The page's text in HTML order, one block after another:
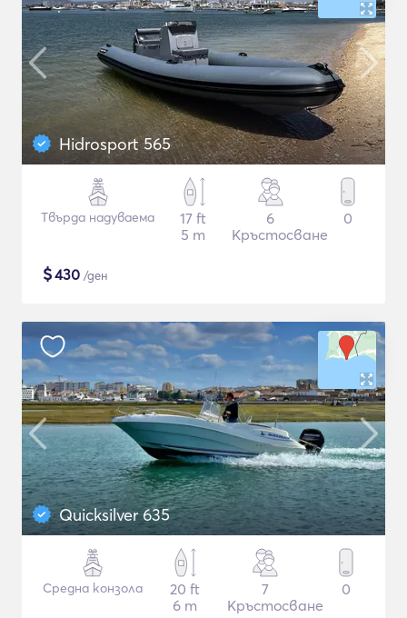
Hidrosport 565
Твърда надуваема
17 ft
5 m
6
Кръстосване
0
$430 /ден
Quicksilver 635
Средна конзола
20 ft
6 m
7
Кръстосване
0